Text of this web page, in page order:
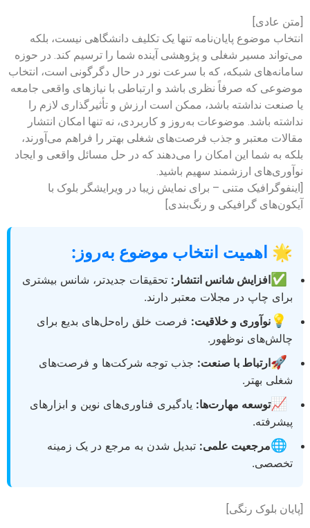
[متن عادی]
انتخاب موضوع پایان‌نامه تنها یک تکلیف دانشگاهی نیست، بلکه
می‌تواند مسیر شغلی و پژوهشی آینده شما را ترسیم کند. در حوزه
سامانه‌های شبکه، که با سرعت نور در حال دگرگونی است، انتخاب
موضوعی که صرفاً نظری باشد و ارتباطی با نیازهای واقعی جامعه
یا صنعت نداشته باشد، ممکن است ارزش و تأثیرگذاری لازم را
نداشته باشد. موضوعات به‌روز و کاربردی، نه تنها امکان انتشار
مقالات معتبر و جذب فرصت‌های شغلی بهتر را فراهم می‌آورند،
بلکه به شما این امکان را می‌دهند که در حل مسائل واقعی و ایجاد
نوآوری‌های ارزشمند سهیم باشید.
[اینفوگرافیک متنی – برای نمایش زیبا در ویرایشگر بلوک با
آیکون‌های گرافیکی و رنگ‌بندی]
🌟 اهمیت انتخاب موضوع به‌روز:
✅افزایش شانس انتشار: تحقیقات جدیدتر، شانس بیشتری
برای چاپ در مجلات معتبر دارند.
💡 نوآوری و خلاقیت: فرصت خلق راه‌حل‌های بدیع برای
چالش‌های نوظهور.
🚀ارتباط با صنعت: جذب توجه شرکت‌ها و فرصت‌های
شغلی بهتر.
📈توسعه مهارت‌ها: یادگیری فناوری‌های نوین و ابزارهای
پیشرفته.
🌐مرجعیت علمی: تبدیل شدن به مرجع در یک زمینه
تخصصی.
[پایان بلوک رنگی]